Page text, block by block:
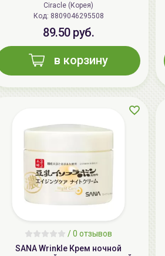
Ciracle (Корея)
Код: 8809046295508
89.50 руб.
в корзину
/0 отзывов
SANA Wrinkle Крем ночной